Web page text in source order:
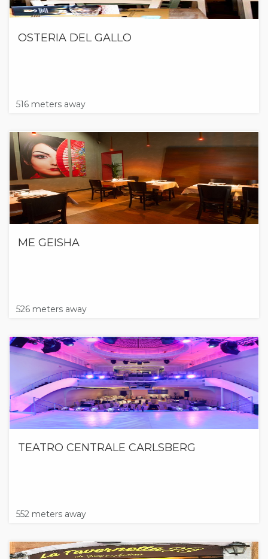
OSTERIA DEL GALLO
516 meters away
ME GEISHA
526 meters away
TEATRO CENTRALE CARLSBERG
552 meters away